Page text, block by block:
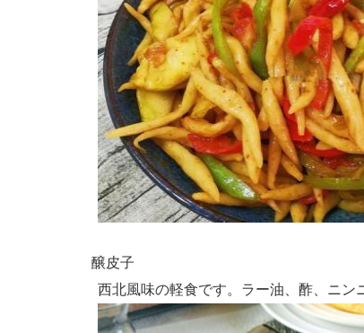
醸皮子
西北風味の軽食です。ラー油、酢、ニン